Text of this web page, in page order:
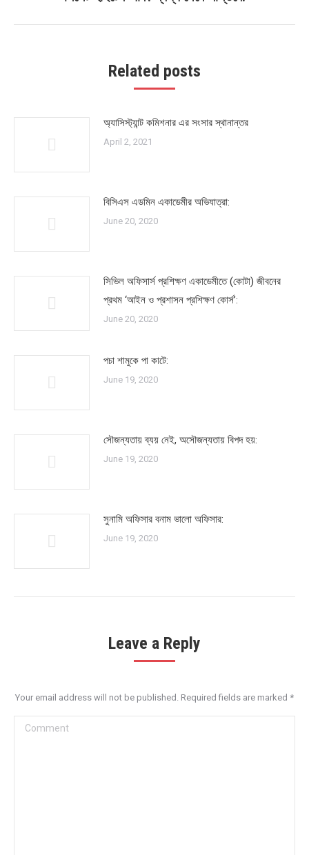
Related posts
অ্যাসিস্ট্যান্ট কমিশনার এর সংসার স্থানান্তর
April 2, 2021
বিসিএস এডমিন একাডেমীর অভিযাত্রা:
June 20, 2020
সিভিল অফিসার্স প্রশিক্ষণ একাডেমীতে (কোটা) জীবনের
প্রথম ‘আইন ও প্রশাসন প্রশিক্ষণ কোর্স’:
June 20, 2020
পচা শামুকে পা কাটে:
June 19, 2020
সৌজন্যতায় ব্যয় নেই, অসৌজন্যতায় বিপদ হয়:
June 19, 2020
সুনামি অফিসার বনাম ভালো অফিসার:
June 19, 2020
Leave a Reply
Your email address will not be published. Required fields are marked *
Comment